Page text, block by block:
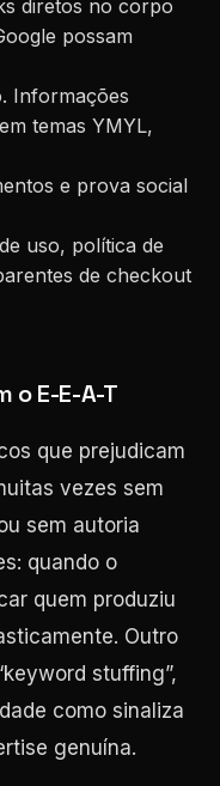
diretos no corpo
possam
Informações
temas YMYL,
e prova social
uso, política de
de checkout
o E-E-A-T
que prejudicam
vezes sem
sem autoria
quando o
quem produziu
Outro
stuffing”,
como sinaliza
genuína.